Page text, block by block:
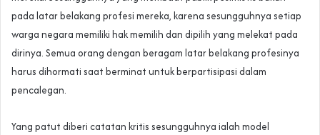
pada latar belakang profesi mereka, karena sesungguhnya setiap
warga negara memiliki hak memilih dan dipilih yang melekat pada
dirinya. Semua orang dengan beragam latar belakang profesinya
harus dihormati saat berminat untuk berpartisipasi dalam
pencalegan.
Yang patut diberi catatan kritis sesungguhnya ialah model